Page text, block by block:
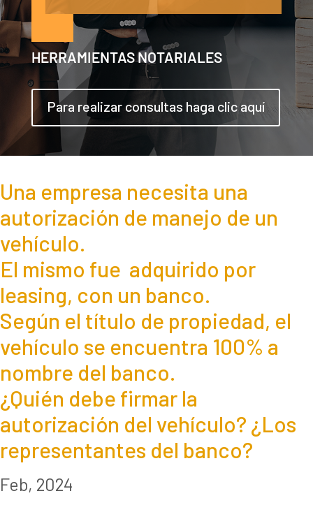
HERRAMIENTAS NOTARIALES
Para realizar consultas haga clic aquí
Una empresa necesita una
autorización de manejo de un
vehículo.
El mismo fue adquirido por
leasing, con un banco.
Según el título de propiedad, el
vehículo se encuentra 100% a
nombre del banco.
¿Quién debe firmar la
autorización del vehículo? ¿Los
representantes del banco?
Feb, 2024